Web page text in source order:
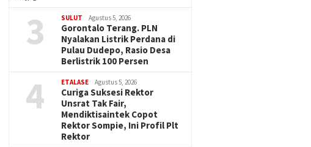
3 SULUT Agustus 5, 2026
Gorontalo Terang. PLN
Nyalakan Listrik Perdana di
Pulau Dudepo, Rasio Desa
Berlistrik 100 Persen
4 ETALASE Agustus 5, 2026
Curiga Suksesi Rektor
Unsrat Tak Fair,
Mendiktisaintek Copot
Rektor Sompie, Ini Profil Plt
Rektor